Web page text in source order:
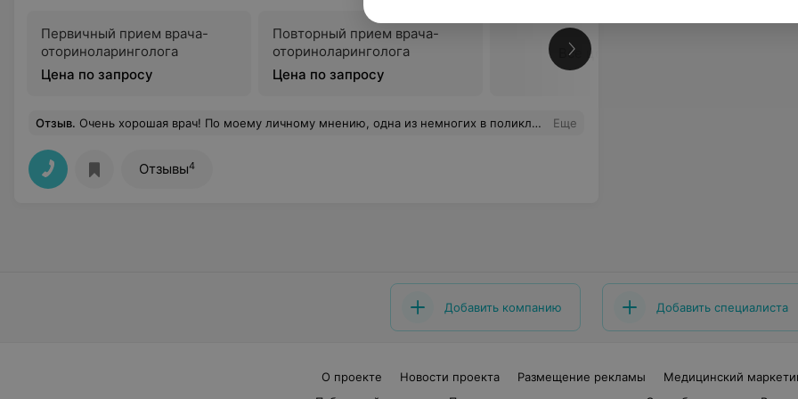
Первичный прием врача-
оториноларинголога
Цена по запросу
Повторный прием врача-
оториноларинголога
Цена по запросу
Все цены
Отзыв. Очень хорошая врач! По моему личному мнению, одна из немногих в поликлинике, которая относиться к своим пациентам с реальным желанием помочь! Особенно, когда видно, что пациент испытывает безнадежность в своем заболевании, она никогда не сдается, а ищит причину, что бы помочь! Всегда приятно прийти к данному специалисту на приём! Спасибо большое за ее труд и помощь... Еще
Отзывы4
Добавить компанию Добавить специалиста
О проекте Новости проекта Размещение рекламы
Медицинский